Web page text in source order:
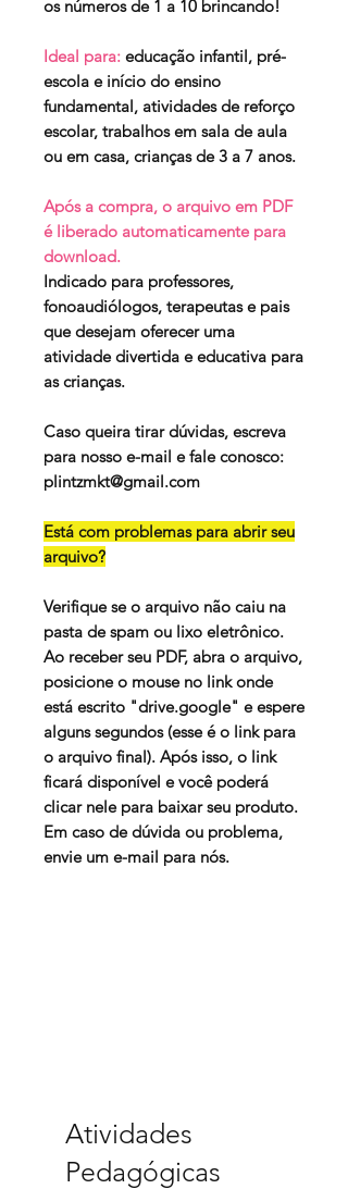
os números de 1 a 10 brincando!
Ideal para: educação infantil, pré-
escola e início do ensino
fundamental, atividades de reforço
escolar, trabalhos em sala de aula
ou em casa, crianças de 3 a 7 anos.
Após a compra, o arquivo em PDF
é liberado automaticamente para
download.
Indicado para professores,
fonoaudiólogos, terapeutas e pais
que desejam oferecer uma
atividade divertida e educativa para
as crianças.
Caso queira tirar dúvidas, escreva
para nosso e-mail e fale conosco:
plintzmkt@gmail.com
Está com problemas para abrir seu
arquivo?
Verifique se o arquivo não caiu na
pasta de spam ou lixo eletrônico.
Ao receber seu PDF, abra o arquivo,
posicione o mouse no link onde
está escrito "drive.google" e espere
alguns segundos (esse é o link para
o arquivo final). Após isso, o link
ficará disponível e você poderá
clicar nele para baixar seu produto.
Em caso de dúvida ou problema,
envie um e-mail para nós.
Atividades
Pedagógicas